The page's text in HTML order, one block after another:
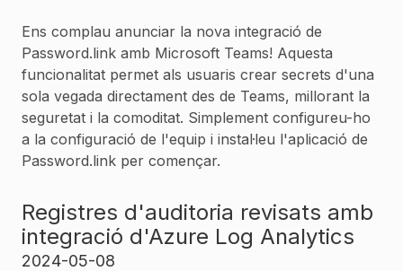
Ens complau anunciar la nova integració de
Password.link amb Microsoft Teams! Aquesta
funcionalitat permet als usuaris crear secrets d'una
sola vegada directament des de Teams, millorant la
seguretat i la comoditat. Simplement configureu-ho
a la configuració de l'equip i instal·leu l'aplicació de
Password.link per començar.
Registres d'auditoria revisats amb
integració d'Azure Log Analytics
2024-05-08